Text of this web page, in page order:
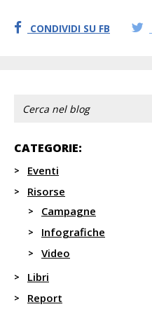
CONDIVIDI SU FB
CATEGORIE:
Eventi
Risorse
Campagne
Infografiche
Video
Libri
Report